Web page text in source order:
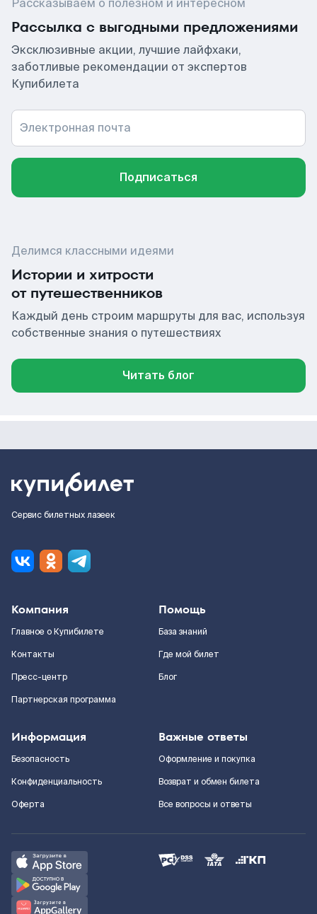
Рассказываем о полезном и интересном
Рассылка с выгодными предложениями
Эксклюзивные акции, лучшие лайфхаки,
заботливые рекомендации от экспертов
Купибилета
Электронная почта
Подписаться
Делимся классными идеями
Истории и хитрости
от путешественников
Каждый день строим маршруты для вас, используя
собственные знания о путешествиях
Читать блог
Сервис билетных лазеек
Компания
Главное о Купибилете
Контакты
Пресс-центр
Партнерская программа
Помощь
База знаний
Где мой билет
Блог
Информация
Безопасность
Конфиденциальность
Оферта
Важные ответы
Оформление и покупка
Возврат и обмен билета
Все вопросы и ответы